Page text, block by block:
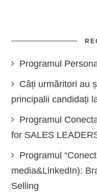
Programul
Câți urmăritori au
principalii candidați
Programul
for SALES
Programul
media&LinkedIn):
Selling